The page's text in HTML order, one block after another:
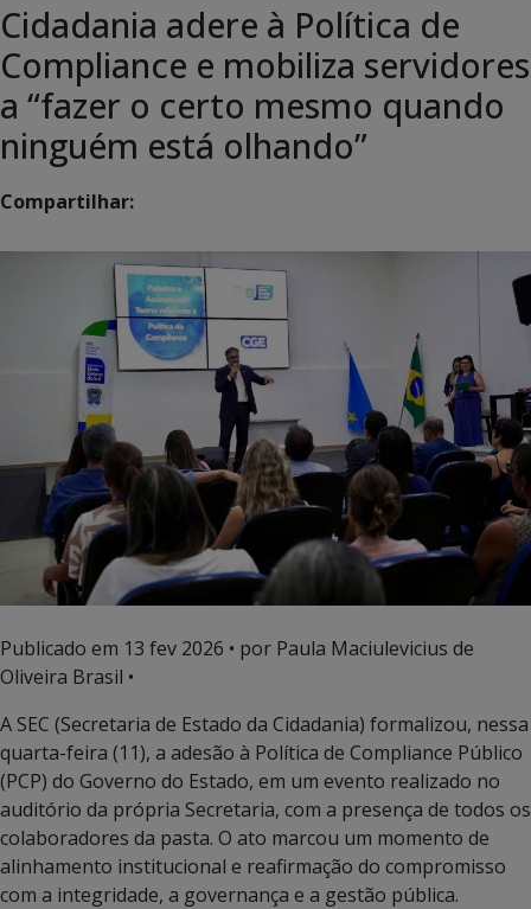
Cidadania adere à Política de
Compliance e mobiliza servidores
a “fazer o certo mesmo quando
ninguém está olhando”
Compartilhar:
Publicado em 13 fev 2026 • por Paula Maciulevicius de
Oliveira Brasil •
A SEC (Secretaria de Estado da Cidadania) formalizou, nessa
quarta-feira (11), a adesão à Política de Compliance Público
(PCP) do Governo do Estado, em um evento realizado no
auditório da própria Secretaria, com a presença de todos os
colaboradores da pasta. O ato marcou um momento de
alinhamento institucional e reafirmação do compromisso
com a integridade, a governança e a gestão pública.